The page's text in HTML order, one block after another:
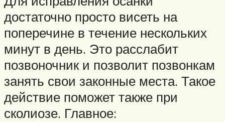
достаточно просто висеть на
поперечине в течение нескольких
минут в день. Это расслабит
позвоночник и позволит позвонкам
занять свои законные места. Такое
действие поможет также при
сколиозе. Главное: